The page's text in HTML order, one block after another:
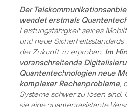
Der
wendet erstmals
Leistungsfähigkeit seines
und neue
der Zukunft zu erproben. Im
voranschreitende
Quantentechnologien neue
komplexer Rechenprobleme,
Systeme schwer zu lösen sind.
sie eine quantenresistente